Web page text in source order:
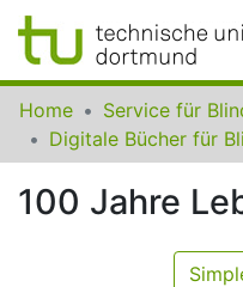
Communities
Collections
All of SfBS
Home
100 Jahre